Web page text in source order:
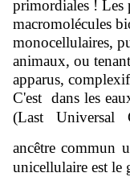
primordiales ! Les
macromolécules
monocellulaires,
animaux, ou
apparus,
C'est dans les
(Last Universal
ancêtre commun
unicellulaire est le